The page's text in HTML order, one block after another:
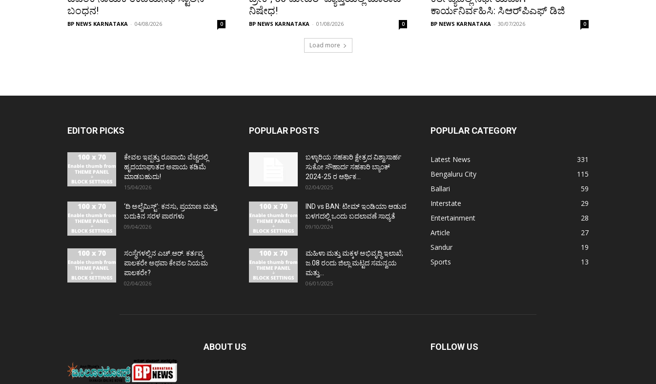
ಬಂಧನ!
BP NEWS KARNATAKA - 04/08/2026 0
ನಿಷೇಧ!
BP NEWS KARNATAKA - 01/08/2026 0
ಕಾರ್ಯನಿರ್ವಹಿಸಿ: ಸಿಆರ್‌ಪಿಎಫ್ ಡಿಜಿ
BP NEWS KARNATAKA - 30/07/2026 0
Load more
EDITOR PICKS
ಕೇವಲ ಇಪ್ಪತ್ತು ರೂಪಾಯಿ ವೆಚ್ಚದಲ್ಲಿ
ಹೃದಯಾಘಾತದ ಅಪಾಯ ಕಡಿಮೆ
ಮಾಡಬಹುದು!
15/04/2026
‘ದಿ ಅಲ್ಚೆಮಿಸ್ಟ್’: ಕನಸು, ಪ್ರಯಾಣ ಮತ್ತು
ಬದುಕಿನ ಸರಳ ಪಾಠಗಳು
09/04/2026
ಸಂಸ್ಥೆಗಳಲ್ಲಿನ ಎಚ್.ಆರ್. ಕರ್ತವ್ಯ
ಪಾಲಕರೇ ಅಥವಾ ಕೇವಲ ನಿಯಮ
ಪಾಲಕರೇ?
02/04/2026
POPULAR POSTS
ಬಳ್ಳಾರಿಯ ಸಹಕಾರಿ ಕ್ಷೇತ್ರದ ವಿಶ್ವಾಸಾರ್ಹ
ಸುಕೋ ಸೌಹಾರ್ದ ಸಹಕಾರಿ ಬ್ಯಾಂಕ್
2024-25 ರ ಆರ್ಥಿಕ...
02/04/2025
IND vs BAN: ಟೀಮ್ ಇಂಡಿಯಾ ಆಡುವ
ಬಳಗದಲ್ಲಿ ಒಂದು ಬದಲಾವಣೆ ಸಾಧ್ಯತೆ
09/10/2024
ಮಹಿಳಾ ಮತ್ತು ಮಕ್ಕಳ ಅಭಿವೃದ್ಧಿ ಇಲಾಖೆ;
ಜ.08 ರಂದು ಜಿಲ್ಲಾ ಮಟ್ಟದ ಸಮನ್ವಯ
ಮತ್ತು...
06/01/2025
POPULAR CATEGORY
Latest News
331
Bengaluru City
115
Ballari
59
Interstate
29
Entertainment
28
Article
27
Sandur
19
Sports
13
ABOUT US FOLLOW US